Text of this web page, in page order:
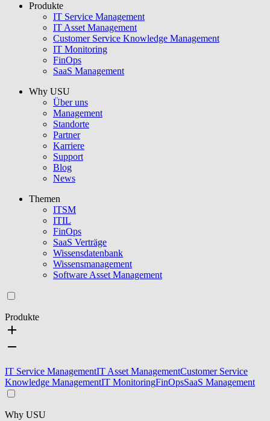
USU GmbH
Produkte
IT Service Management
IT Asset Management
Customer Service Knowledge Management
IT Monitoring
FinOps
SaaS Management
Why USU
Über uns
Management
Standorte
Partner
Karriere
Support
Blog
News
Themen
ITSM
ITIL
FinOps
SaaS Verträge
Wissensdatenbank
Wissensmanagement
Software Asset Management
Produkte
IT Service ManagementIT Asset ManagementCustomer Service
Knowledge ManagementIT MonitoringFinOpsSaaS Management
Why USU